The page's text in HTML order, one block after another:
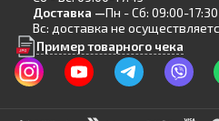
Доставка —Пн - Сб: 09:00-17:30
Вс: доставка не
Пример товарного чека